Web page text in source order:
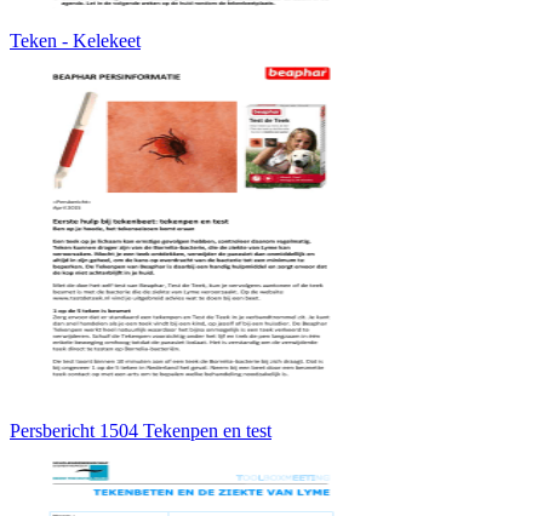
Teken - Kelekeet
Persbericht 1504 Tekenpen en test